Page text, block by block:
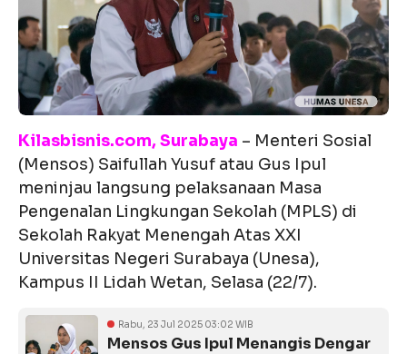
Kilasbisnis.com, Surabaya – Menteri Sosial
(Mensos) Saifullah Yusuf atau Gus Ipul
meninjau langsung pelaksanaan Masa
Pengenalan Lingkungan Sekolah (MPLS) di
Sekolah Rakyat Menengah Atas XXI
Universitas Negeri Surabaya (Unesa),
Kampus II Lidah Wetan, Selasa (22/7).
Rabu, 23 Jul 2025 03:02 WIB
Mensos Gus Ipul Menangis Dengar